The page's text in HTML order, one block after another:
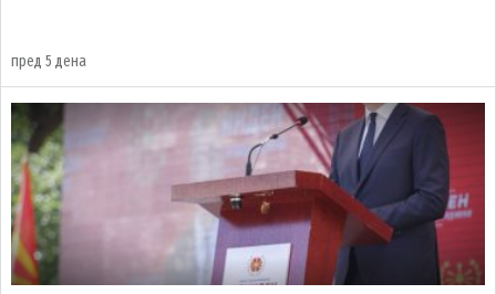
пред 5 дена